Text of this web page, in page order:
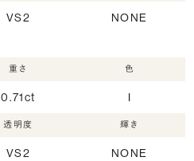
VS2 NONE
重さ
0.71ct
色
I
透明度
VS2
輝き
NONE